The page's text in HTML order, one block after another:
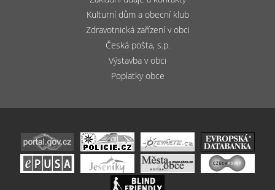
Kulturní dům a obecní klub
Zdravotnická zařízení v obci
Česká pošta, s.p.
Výstavba v obci
Poplatky obce